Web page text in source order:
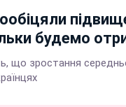
будемо
що зростання